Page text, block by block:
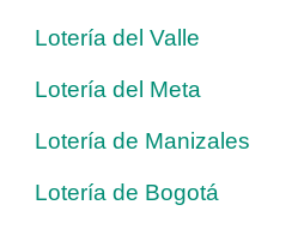
Lotería del Valle
Lotería del Meta
Lotería de Manizales
Lotería de Bogotá